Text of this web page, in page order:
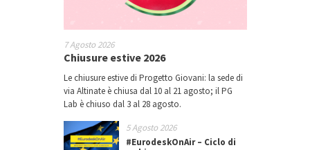
7 Agosto 2026
Chiusure estive 2026
Le chiusure estive di Progetto Giovani: la sede di
via Altinate è chiusa dal 10 al 21 agosto; il PG
Lab è chiuso dal 3 al 28 agosto.
5 Agosto 2026
#EurodeskOnAir – Ciclo di